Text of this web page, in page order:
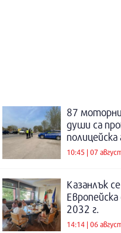
87
души са
10:45 | 07
Казанлък
2032 г.
14:14 | 06